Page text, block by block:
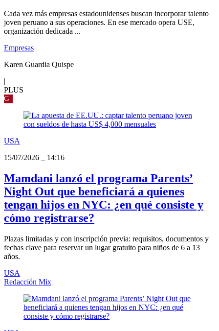
Cada vez más empresas estadounidenses buscan incorporar talento
joven peruano a sus operaciones. En ese mercado opera USE,
organización dedicada ...
Empresas
Karen Guardia Quispe
PLUS
G
USA
15/07/2026
14:16
Mamdani lanzó el programa Parents’
Night Out que beneficiará a quienes
tengan hijos en NYC: ¿en qué consiste y
cómo registrarse?
Plazas limitadas y con inscripción previa: requisitos, documentos y
fechas clave para reservar un lugar gratuito para niños de 6 a 13
años.
USA
Redacción Mix